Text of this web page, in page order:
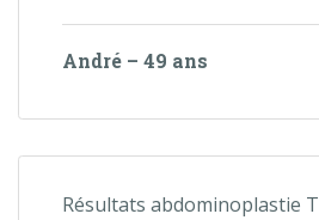
André – 49 ans
Résultats abdominoplastie